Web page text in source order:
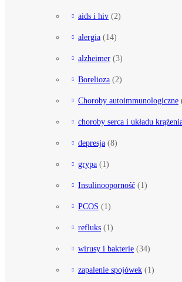
aids i hiv (2)
alergia (14)
alzheimer (3)
Borelioza (2)
Choroby autoimmunologiczne
choroby serca i układu
depresja (8)
grypa (1)
Insulinooporność (1)
PCOS (1)
refluks (1)
wirusy i bakterie (34)
zapalenie spojówek (1)